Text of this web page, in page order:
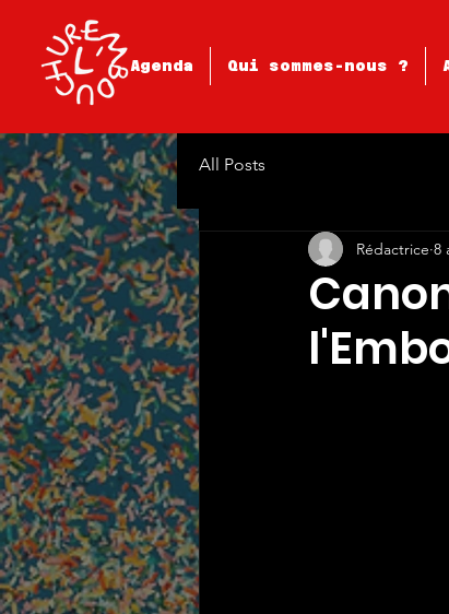
Agenda Qui sommes-nous ?
All Posts
Rédactrice 8